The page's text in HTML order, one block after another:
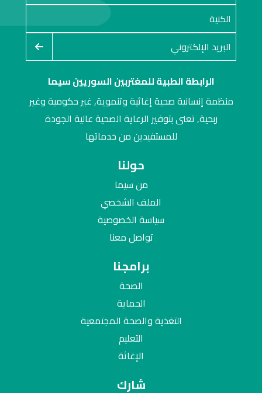
الرابطة الطبية للمغتربين السوريين سيما
منظمة إنسانية صحية إغاثية وتنموية, غير حكومية وغير
ربحية, تعنى بتوفير الرعاية الصحية عالية الجودة
للمستفيدين من خدماتها
حولنا
من سيما
الملف الشخصي
سياسة الخصوصية
تواصل معنا
برامجنا
الصحة
الحماية
التغذية والصحة المجتمعية
التعليم
الإغاثة
شارك